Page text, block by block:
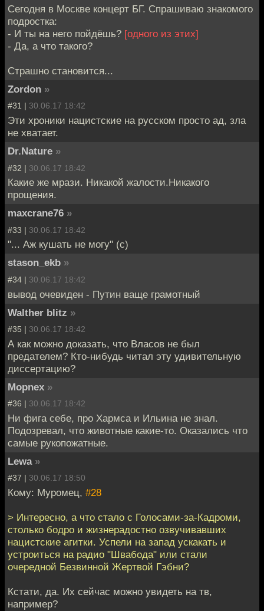
Сегодня в Москве концерт БГ. Спрашиваю знакомого
подростка:
- И ты на него пойдёшь? [одного из этих]
- Да, а что такого?
Страшно становится...
Zordon »
#31 | 30.06.17 18:42
Эти хроники нацистские на русском просто ад, зла
не хватает.
Dr.Nature »
#32 | 30.06.17 18:42
Какие же мрази. Никакой жалости.Никакого
прощения.
maxcrane76 »
#33 | 30.06.17 18:42
"... Аж кушать не могу" (с)
stason_ekb »
#34 | 30.06.17 18:42
вывод очевиден - Путин ваще грамотный
Walther blitz »
#35 | 30.06.17 18:42
А как можно доказать, что Власов не был
предателем? Кто-нибудь читал эту удивительную
диссертацию?
Mоpnex »
#36 | 30.06.17 18:42
Ни фига себе, про Хармса и Ильина не знал.
Подозревал, что животные какие-то. Оказались что
самые рукопожатные.
Lewa »
#37 | 30.06.17 18:50
Кому: Муромец, #28
> Интересно, а что стало с Голосами-за-Кадроми,
столько бодро и жизнерадостно озвучивавших
нацистские агитки. Успели на запад ускакать и
устроиться на радио "Швабода" или стали
очередной Безвинной Жертвой Гэбни?
Кстати, да. Их сейчас можно увидеть на тв,
например?